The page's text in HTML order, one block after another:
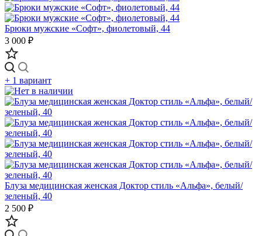
Брюки мужские «Софт», фиолетовый, 44
3 000 ₽
+ 1 вариант
Блуза медицинская женская Доктор стиль «Aльфа», белый/
зеленый, 40
2 500 ₽